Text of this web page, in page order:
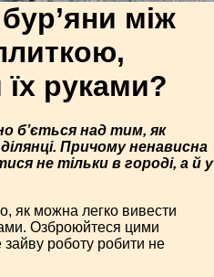
між
руками?
б’ється над тим, як
Причому ненависна
не тільки в городі, а й у
як можна легко вивести
Озброюйтеся цими
роботу робити не